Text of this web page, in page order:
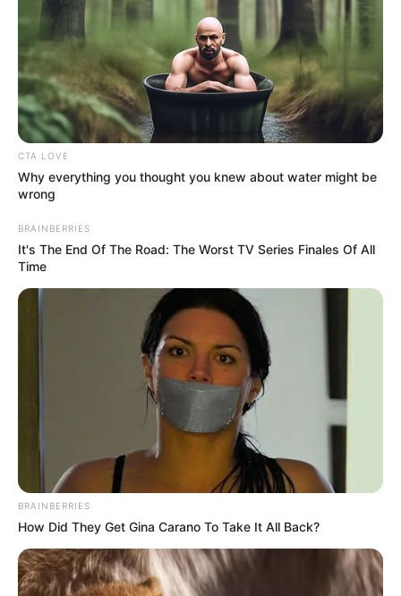
CTA LOVE
Why everything you thought you knew about water might be
wrong
BRAINBERRIES
It's The End Of The Road: The Worst TV Series Finales Of All
Time
BRAINBERRIES
How Did They Get Gina Carano To Take It All Back?